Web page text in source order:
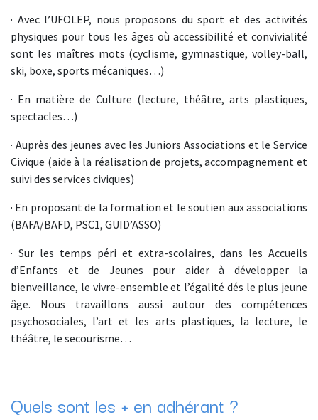
· Avec l’UFOLEP, nous proposons du sport et des activités
physiques pour tous les âges où accessibilité et convivialité
sont les maîtres mots (cyclisme, gymnastique, volley-ball,
ski, boxe, sports mécaniques…)
· En matière de Culture (lecture, théâtre, arts plastiques,
spectacles…)
· Auprès des jeunes avec les Juniors Associations et le Service
Civique (aide à la réalisation de projets, accompagnement et
suivi des services civiques)
· En proposant de la formation et le soutien aux associations
(BAFA/BAFD, PSC1, GUID’ASSO)
· Sur les temps péri et extra-scolaires, dans les Accueils
d’Enfants et de Jeunes pour aider à développer la
bienveillance, le vivre-ensemble et l’égalité dés le plus jeune
âge. Nous travaillons aussi autour des compétences
psychosociales, l’art et les arts plastiques, la lecture, le
théâtre, le secourisme…
Quels sont les + en adhérant ?